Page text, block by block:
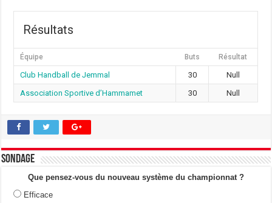
Résultats
Équipe Buts Résultat
Club Handball de Jemmal 30
Null
Association Sportive d’Hammamet
30 Null
Sondage
Que pensez-vous du nouveau système du championnat ?
Efficace